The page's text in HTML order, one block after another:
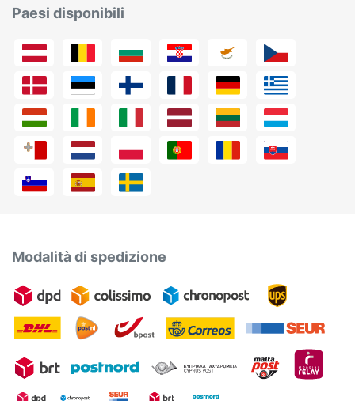
Paesi disponibili
Modalità di spedizione